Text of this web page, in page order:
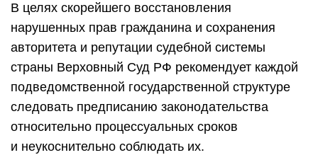
В целях скорейшего восстановления
нарушенных прав гражданина и сохранения
авторитета и репутации судебной системы
страны Верховный Суд РФ рекомендует каждой
подведомственной государственной структуре
следовать предписанию законодательства
относительно процессуальных сроков
и неукоснительно соблюдать их.